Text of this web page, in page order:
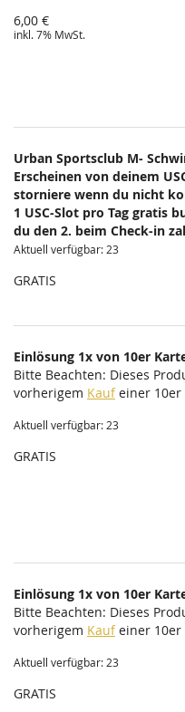
6,00 €
inkl. 7% MwSt.
Urban Sportsclub M-
Erscheinen von deinem
storniere wenn du nicht
1 USC-Slot pro Tag gratis
du den 2. beim Check-in
Aktuell verfügbar: 23
GRATIS
Einlösung 1x von 10er
Bitte Beachten: Dieses
vorherigem Kaufeiner 10er
Aktuell verfügbar: 23
GRATIS
Einlösung 1x von 10er
Bitte Beachten: Dieses
vorherigem Kaufeiner 10er
Aktuell verfügbar: 23
GRATIS